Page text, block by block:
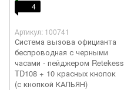
4
Артикул: 100741
Система вызова официанта
беспроводная с черными
часами - пейджером Retekess
TD108 + 10 красных кнопок
(с кнопкой КАЛЬЯН)